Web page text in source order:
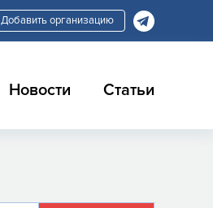
Добавить организацию
Новости Статьи